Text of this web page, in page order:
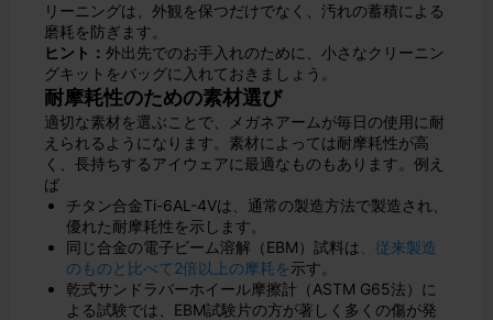
リーニングは、外観を保つだけでなく、汚れの蓄積による
磨耗を防ぎます。
ヒント： 外出先でのお手入れのために、小さなクリーニン
グキットをバッグに入れておきましょう。
耐摩耗性のための素材選び
適切な素材を選ぶことで、メガネアームが毎日の使用に耐
えられるようになります。素材によっては耐摩耗性が高
く、長持ちするアイウェアに最適なものもあります。例え
ば
チタン合金Ti-6AL-4Vは、通常の製造方法で製造され、
優れた耐摩耗性を示します。
同じ合金の電子ビーム溶解（EBM）試料は
、従来製造
のものと比べて2倍以上の摩耗を示す。
乾式サンドラバーホイール摩擦計（ASTM G65法）に
よる試験では、EBM試験片の方が著しく多くの傷が発